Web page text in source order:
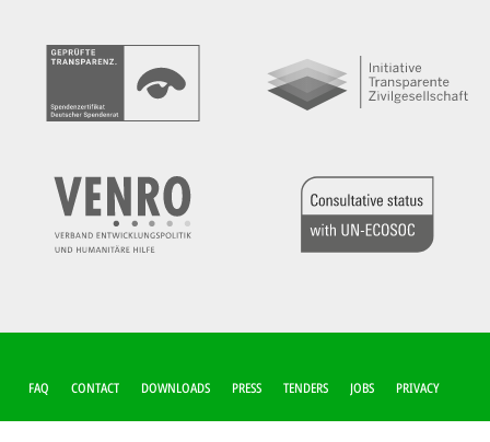
FUSSZEILEN-M
ENÜ
FAQ CONTACT DOWNLOADS PRESS TENDERS JOBS PRIVACY